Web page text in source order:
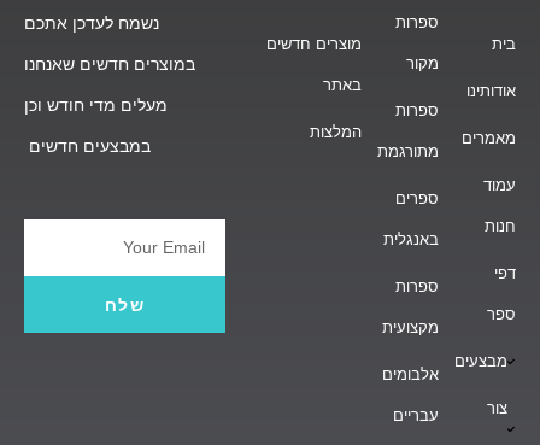
בית
אודותינו
מאמרים
עמוד
חנות
דפי
ספר
מבצעים
צור
ספרות
מקור
ספרות
מתורגמת
ספרים
באנגלית
ספרות
מקצועית
אלבומים
עבריים
מוצרים חדשים
באתר
המלצות
נשמח לעדכן אתכם
במוצרים חדשים שאנחנו
מעלים מדי חודש וכן
במבצעים חדשים
Email
שלח